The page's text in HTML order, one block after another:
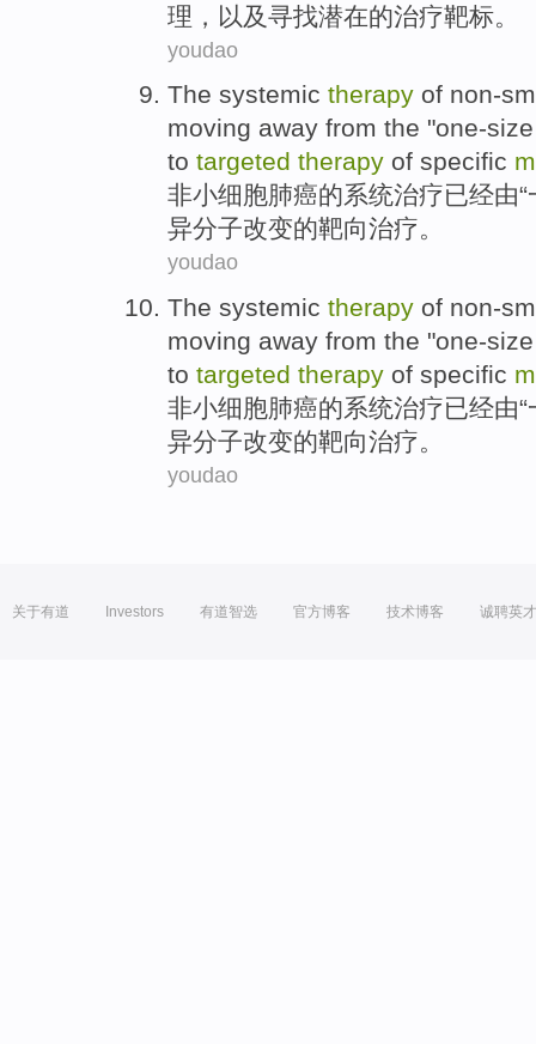
理 ， 以及寻找潜在的治疗靶标。
youdao
The systemic therapy of non-
moving away from the "one-size
to targeted therapy of specific
非小细胞肺癌的系统治疗已经由“
异分子改变的靶向治疗。
youdao
The systemic therapy of non-
moving away from the "one-size
to targeted therapy of specific
非小细胞肺癌的系统治疗已经由“
异分子改变的靶向治疗。
youdao
关于有道 Investors 有道智选 官方博客 技术博客 诚聘英才